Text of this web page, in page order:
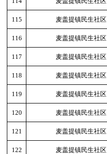
115 麦盖提镇民生社区
116 麦盖提镇民生社区
117 麦盖提镇民生社区
118 麦盖提镇民生社区
119 麦盖提镇民生社区
120 麦盖提镇民生社区
121 麦盖提镇民生社区
122 麦盖提镇民生社区